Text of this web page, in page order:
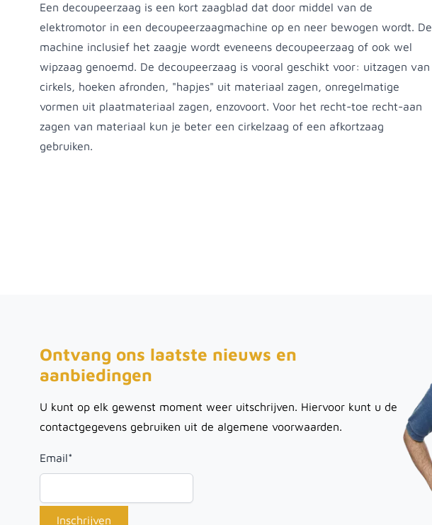
Een decoupeerzaag is een kort zaagblad dat door middel van de
elektromotor in een decoupeerzaagmachine op en neer bewogen wordt. De
machine inclusief het zaagje wordt eveneens decoupeerzaag of ook wel
wipzaag genoemd. De decoupeerzaag is vooral geschikt voor: uitzagen van
cirkels, hoeken afronden, "hapjes" uit materiaal zagen, onregelmatige
vormen uit plaatmateriaal zagen, enzovoort. Voor het recht-toe recht-aan
zagen van materiaal kun je beter een cirkelzaag of een afkortzaag
gebruiken.
Ontvang ons laatste nieuws en
aanbiedingen
U kunt op elk gewenst moment weer uitschrijven. Hiervoor kunt u de
contactgegevens gebruiken uit de algemene voorwaarden.
Email*